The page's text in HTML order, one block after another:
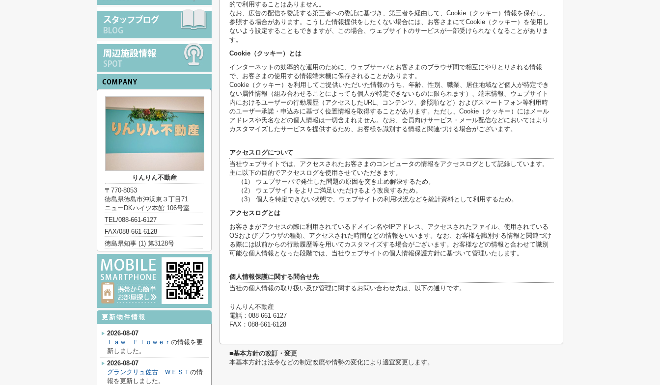
的で利用することはありません。
なお、広告の配信を委託する第三者への委託に基づき、第三者を経由して、Cookie（クッキー）情報を保存し、
参照する場合があります。こうした情報提供をしたくない場合には、お客さまにてCookie（クッキー）を使用し
ないよう設定することもできますが、この場合、ウェブサイトのサービスが一部受けられなくなることがありま
す。
Cookie（クッキー）とは
インターネットの効率的な運用のために、ウェブサーバとお客さまのブラウザ間で相互にやりとりされる情報
で、お客さまの使用する情報端末機に保存されることがあります。
Cookie（クッキー）を利用してご提供いただいた情報のうち、年齢、性別、職業、居住地域など個人が特定でき
ない属性情報（組み合わせることによっても個人が特定できないものに限られます）、端末情報、ウェブサイト
内におけるユーザーの行動履歴（アクセスしたURL、コンテンツ、参照順など）およびスマートフォン等利用時
のユーザー承諾・申込みに基づく位置情報を取得することがあります。ただし、Cookie（クッキー）にはメール
アドレスや氏名などの個人情報は一切含まれません。なお、会員向けサービス・メール配信などにおいてはより
カスタマイズしたサービスを提供するため、お客様を識別する情報と関連づける場合がございます。
アクセスログについて
当社ウェブサイトでは、アクセスされたお客さまのコンピュータの情報をアクセスログとして記録しています。
主に以下の目的でアクセスログを使用させていただきます。
（1） ウェブサーバで発生した問題の原因を突き止め解決するため。
（2） ウェブサイトをよりご満足いただけるよう改良するため。
（3） 個人を特定できない状態で、ウェブサイトの利用状況などを統計資料として利用するため。
アクセスログとは
お客さまがアクセスの際に利用されているドメイン名やIPアドレス、アクセスされたファイル、使用されている
OSおよびブラウザの種類、アクセスされた時間などの情報をいいます。なお、お客様を識別する情報と関連づけ
る際には以前からの行動履歴等を用いてカスタマイズする場合がございます。お客様などの情報と合わせて識別
可能な個人情報となった段階では、当社ウェブサイトの個人情報保護方針に基づいて管理いたします。
個人情報保護に関する問合せ先
当社の個人情報の取り扱い及び管理に関するお問い合わせ先は、以下の通りです。
りんりん不動産
電話：088-661-6127
FAX：088-661-6128
■基本方針の改訂・変更
本基本方針は法令などの制定改廃や情勢の変化により適宜変更します。
りんりん不動産
〒770-8053
徳島県徳島市沖浜東３丁目71
ニューDKハイツ本館 106号室
TEL/088-661-6127
FAX/088-661-6128
徳島県知事 (1) 第3128号
更新物件情報
2026-08-07
Ｌａｗ Ｆｌｏｗｅｒ の情報を更
新しました。
2026-08-07
グランクリュ佐古 ＷＥＳＴ の情
報を更新しました。